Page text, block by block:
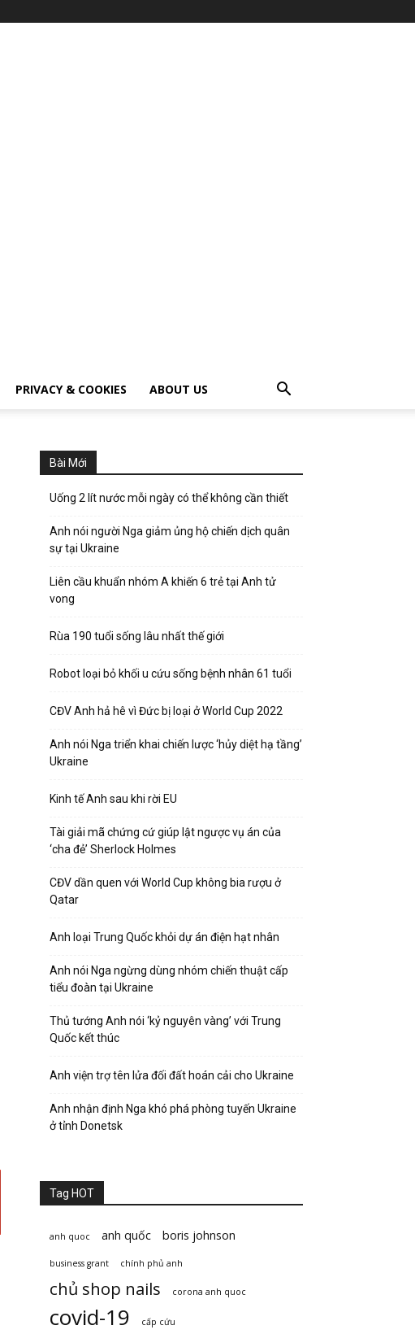
PRIVACY & COOKIES ABOUT US
Bài Mới
Uống 2 lít nước mỗi ngày có thể không cần thiết
Anh nói người Nga giảm ủng hộ chiến dịch quân
sự tại Ukraine
Liên cầu khuẩn nhóm A khiến 6 trẻ tại Anh tử
vong
Rùa 190 tuổi sống lâu nhất thế giới
Robot loại bỏ khối u cứu sống bệnh nhân 61 tuổi
CĐV Anh hả hê vì Đức bị loại ở World Cup 2022
Anh nói Nga triển khai chiến lược ‘hủy diệt hạ tầng’
Ukraine
Kinh tế Anh sau khi rời EU
Tài giải mã chứng cứ giúp lật ngược vụ án của
‘cha đẻ’ Sherlock Holmes
CĐV dần quen với World Cup không bia rượu ở
Qatar
Anh loại Trung Quốc khỏi dự án điện hạt nhân
Anh nói Nga ngừng dùng nhóm chiến thuật cấp
tiểu đoàn tại Ukraine
Thủ tướng Anh nói ‘kỷ nguyên vàng’ với Trung
Quốc kết thúc
Anh viện trợ tên lửa đối đất hoán cải cho Ukraine
Anh nhận định Nga khó phá phòng tuyến Ukraine
ở tỉnh Donetsk
Tag HOT
anh quoc anh quốc boris johnson
business grant chính phủ anh
chủ shop nails corona anh quoc
covid-19 cấp cứu